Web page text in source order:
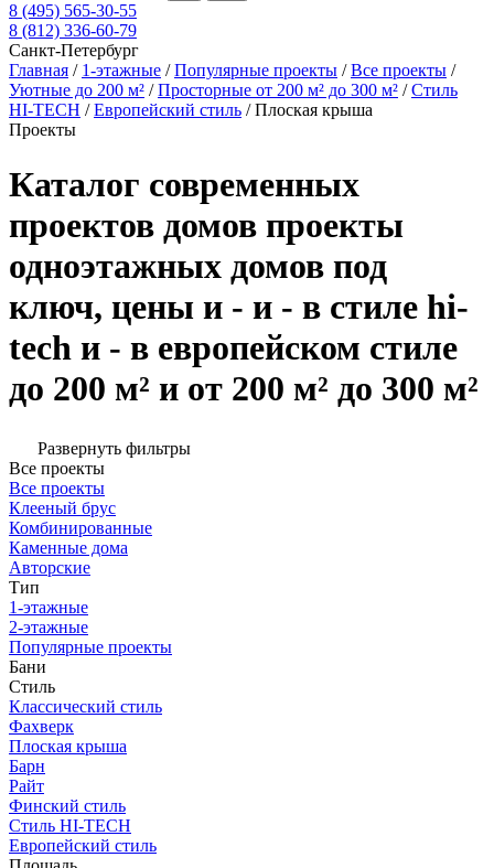
8 (495) 565-30-55
8 (812) 336-60-79
Санкт-Петербург
Главная / 1-этажные /Популярные проекты /Все проекты /
Уютные до 200 м² /Просторные от 200 м² до 300 м² /Стиль
HI-TECH /Европейский стиль /Плоская крыша
Проекты
Каталог современных
проектов домов проекты
одноэтажных домов под
ключ, цены и - и - в стиле hi-
tech и - в европейском стиле
до 200 м² и от 200 м² до 300 м²
Развернуть фильтры
Все проекты
Все проекты
Клееный брус
Комбинированные
Каменные дома
Авторские
Тип
1-этажные
2-этажные
Популярные проекты
Бани
Стиль
Классический стиль
Фахверк
Плоская крыша
Барн
Райт
Финский стиль
Стиль HI-TECH
Европейский стиль